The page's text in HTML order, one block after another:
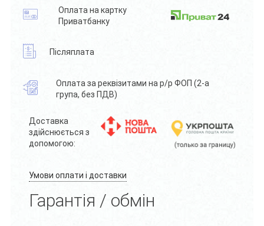
Оплата на картку
Приватбанку
Післяплата
Оплата за реквізитами на р/р ФОП (2-а
група, без ПДВ)
Доставка
здійснюється з
допомогою:
Умови оплати і доставки
Гарантія / обмін